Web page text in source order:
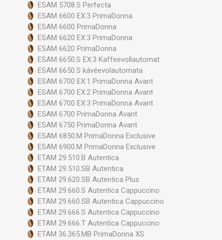
ESAM 5708.S Perfecta
ESAM 6600 EX:3 PrimaDonna
ESAM 6600 PrimaDonna
ESAM 6620 EX:3 PrimaDonna
ESAM 6620 PrimaDonna
ESAM 6650.S EX:3 Kaffeevollautomat
ESAM 6650.S kávéevolautomata
ESAM 6700 EX:1 PrimaDonna Avant
ESAM 6700 EX:2 PrimaDonna Avant
ESAM 6700 EX:3 PrimaDonna Avant
ESAM 6700 PrimaDonna Avant
ESAM 6750 PrimaDonna Avant
ESAM 6850.M PrimaDonna Exclusive
ESAM 6900.M PrimaDonna Exclusive
ETAM 29.510.B Autentica
ETAM 29.510.SB Autentica
ETAM 29.620.SB Autentica Plus
ETAM 29.660.S Autentica Cappuccino
ETAM 29.660.SB Autentica Cappuccino
ETAM 29.666.S Autentica Cappuccino
ETAM 29.666.T Autentica Cappuccino
ETAM 36.365.MB PrimaDonna XS